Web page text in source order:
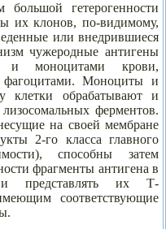
гетерогенности
их клонов, по-видимому,
или внедрившиеся
чужеродные антигены
и моноцитами крови,
Моноциты и
клетки обрабатывают и
ферментов.
на своей мембране
2-го класса главного
способны затем
фрагменты антигена в
представлять их Т-
соответствующие